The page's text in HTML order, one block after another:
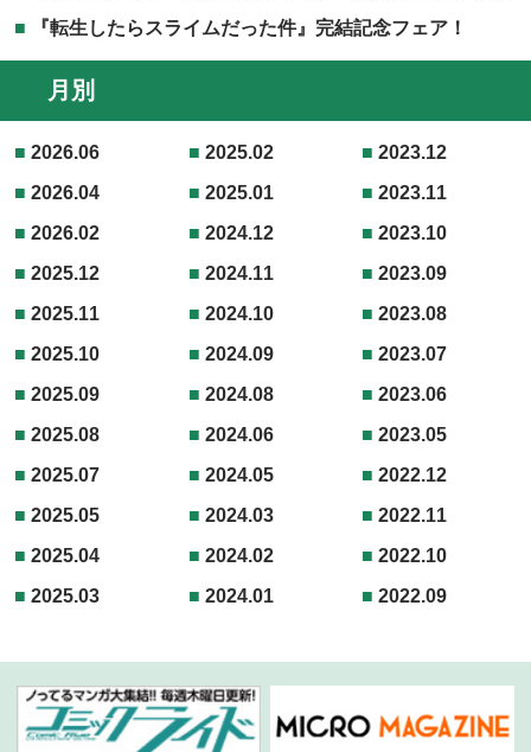
『転生したらスライムだった件』完結記念フェア！
月別
2026.06
2026.04
2026.02
2025.12
2025.11
2025.10
2025.09
2025.08
2025.07
2025.05
2025.04
2025.03
2025.02
2025.01
2024.12
2024.11
2024.10
2024.09
2024.08
2024.06
2024.05
2024.03
2024.02
2024.01
2023.12
2023.11
2023.10
2023.09
2023.08
2023.07
2023.06
2023.05
2022.12
2022.11
2022.10
2022.09